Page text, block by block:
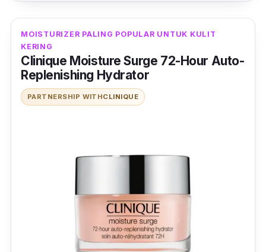
MOISTURIZER PALING POPULAR UNTUK KULIT
KERING
Clinique Moisture Surge 72-Hour Auto-
Replenishing Hydrator
PARTNERSHIP WITHCLINIQUE